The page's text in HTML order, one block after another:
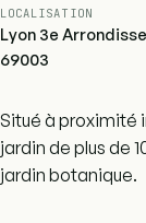
LOCALISATION
Lyon 3e
69003
Situé à proximité
jardin de plus de
jardin botanique.